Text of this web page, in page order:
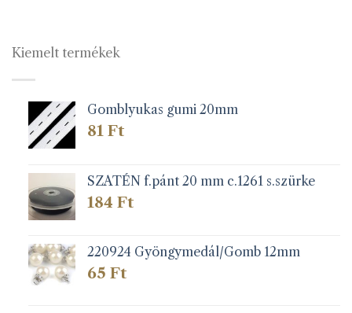
Kiemelt termékek
Gomblyukas gumi 20mm
81 Ft
SZATÉN f.pánt 20 mm c.1261 s.szürke
184 Ft
220924 Gyöngymedál/Gomb 12mm
65 Ft